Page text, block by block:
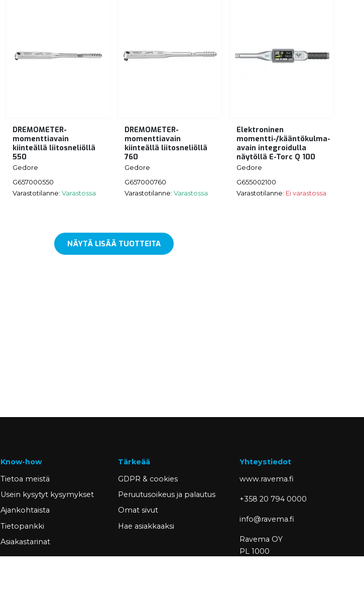
DREMOMETER-
momenttiavain
kiinteällä liitosneliöllä
550
Gedore
G657000550
Varastotilanne: Varastossa
DREMOMETER-
momenttiavain
kiinteällä liitosneliöllä
760
Gedore
G657000760
Varastotilanne: Varastossa
Elektroninen
momentti-/kääntökulma-
avain integroidulla
näytöllä E-Torc Q 100
Gedore
G655002100
Varastotilanne: Ei varastossa
NÄYTÄ LISÄÄ TUOTTEITA
Know-how
Tietoa meistä
Usein kysytyt kysymykset
Ajankohtaista
Tietopankki
Asiakastarinat
Tärkeää
GDPR & cookies
Peruutusoikeus ja palautus
Omat sivut
Hae asiakkaaksi
Yhteystiedot
www.ravema.fi
+358 20 794 0000
info@ravema.fi
Ravema OY
PL 1000